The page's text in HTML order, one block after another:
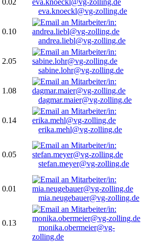
0.02
eva.knoeckl@vg-zolling.de
0.10
andrea.liebl@vg-zolling.de
2.05
sabine.lohr@vg-zolling.de
1.08
dagmar.maier@vg-zolling.de
0.14
erika.mehl@vg-zolling.de
0.05
stefan.meyer@vg-zolling.de
0.01
mia.neugebauer@vg-zolling.de
0.13
monika.obermeier@vg-
zolling.de